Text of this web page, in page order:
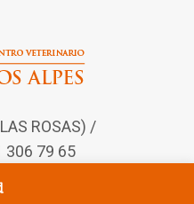
ROSAS) /
306 79 65
redes